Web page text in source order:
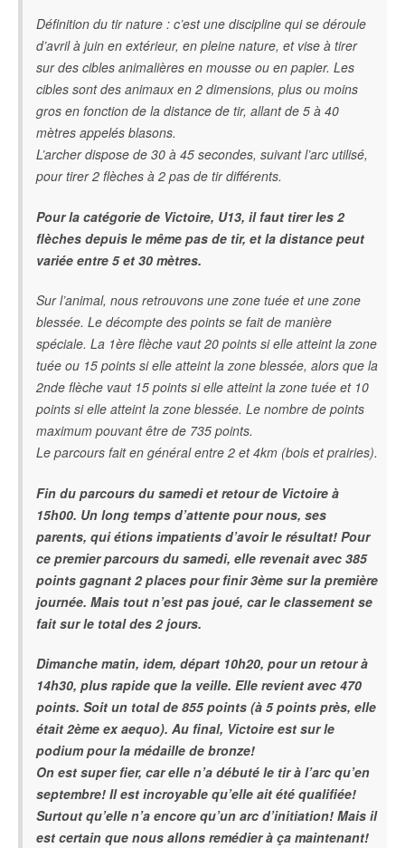
Définition du tir nature : c’est une discipline qui se déroule
d’avril à juin en extérieur, en pleine nature, et vise à tirer
sur des cibles animalières en mousse ou en papier. Les
cibles sont des animaux en 2 dimensions, plus ou moins
gros en fonction de la distance de tir, allant de 5 à 40
mètres appelés blasons.
L’archer dispose de 30 à 45 secondes, suivant l’arc utilisé,
pour tirer 2 flèches à 2 pas de tir différents.
Pour la catégorie de Victoire, U13, il faut tirer les 2
flèches depuis le même pas de tir, et la distance peut
variée entre 5 et 30 mètres.
Sur l’animal, nous retrouvons une zone tuée et une zone
blessée. Le décompte des points se fait de manière
spéciale. La 1ère flèche vaut 20 points si elle atteint la zone
tuée ou 15 points si elle atteint la zone blessée, alors que la
2nde flèche vaut 15 points si elle atteint la zone tuée et 10
points si elle atteint la zone blessée. Le nombre de points
maximum pouvant être de 735 points.
Le parcours fait en général entre 2 et 4km (bois et prairies).
Fin du parcours du samedi et retour de Victoire à
15h00. Un long temps d’attente pour nous, ses
parents, qui étions impatients d’avoir le résultat! Pour
ce premier parcours du samedi, elle revenait avec 385
points gagnant 2 places pour finir 3ème sur la première
journée. Mais tout n’est pas joué, car le classement se
fait sur le total des 2 jours.
Dimanche matin, idem, départ 10h20, pour un retour à
14h30, plus rapide que la veille. Elle revient avec 470
points. Soit un total de 855 points (à 5 points près, elle
était 2ème ex aequo). Au final, Victoire est sur le
podium pour la médaille de bronze!
On est super fier, car elle n’a débuté le tir à l’arc qu’en
septembre! Il est incroyable qu’elle ait été qualifiée!
Surtout qu’elle n’a encore qu’un arc d’initiation! Mais il
est certain que nous allons remédier à ça maintenant!